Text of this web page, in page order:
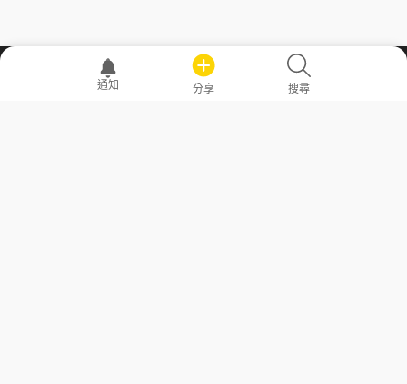
職場透明化運動
通知 分享 搜尋